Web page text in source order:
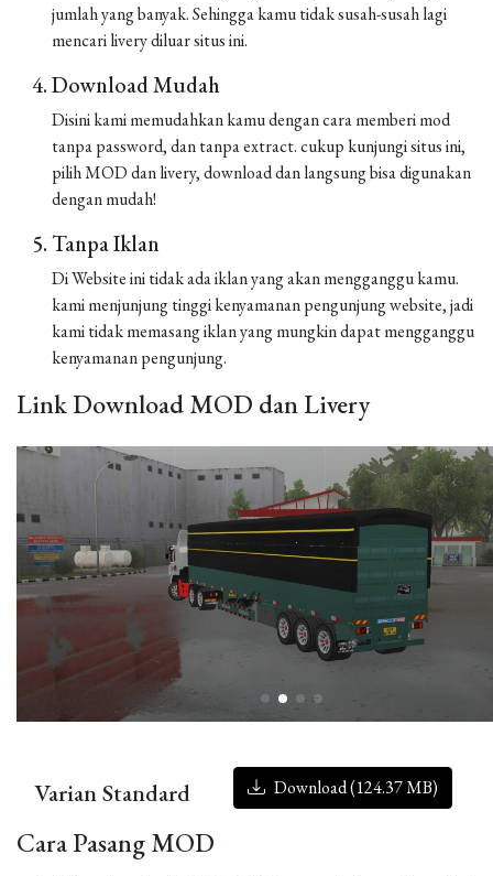
jumlah yang banyak. Sehingga kamu tidak susah-susah lagi
mencari livery diluar situs ini.
Download Mudah
Disini kami memudahkan kamu dengan cara memberi mod
tanpa password, dan tanpa extract. cukup kunjungi situs ini,
pilih MOD dan livery, download dan langsung bisa digunakan
dengan mudah!
Tanpa Iklan
Di Website ini tidak ada iklan yang akan mengganggu kamu.
kami menjunjung tinggi kenyamanan pengunjung website, jadi
kami tidak memasang iklan yang mungkin dapat mengganggu
kenyamanan pengunjung.
Link Download MOD dan Livery
Varian Standard Download (124.37 MB)
Cara Pasang MOD